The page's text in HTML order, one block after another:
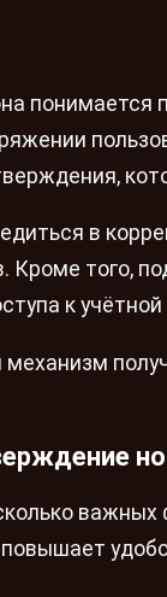
понимается
в
Кроме того,
к учётной